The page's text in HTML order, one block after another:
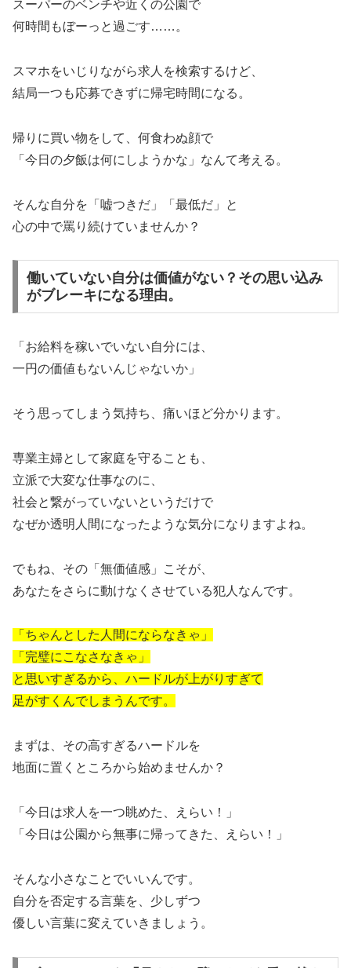
スーパーのベンチや近くの公園で
何時間もぼーっと過ごす……。
スマホをいじりながら求人を検索するけど、
結局一つも応募できずに帰宅時間になる。
帰りに買い物をして、何食わぬ顔で
「今日の夕飯は何にしようかな」なんて考える。
そんな自分を「嘘つきだ」「最低だ」と
心の中で罵り続けていませんか？
働いていない自分は価値がない？その思い込み
がブレーキになる理由。
「お給料を稼いでいない自分には、
一円の価値もないんじゃないか」
そう思ってしまう気持ち、痛いほど分かります。
専業主婦として家庭を守ることも、
立派で大変な仕事なのに、
社会と繋がっていないというだけで
なぜか透明人間になったような気分になりますよね。
でもね、その「無価値感」こそが、
あなたをさらに動けなくさせている犯人なんです。
「ちゃんとした人間にならなきゃ」
「完璧にこなさなきゃ」
と思いすぎるから、ハードルが上がりすぎて
足がすくんでしまうんです。
まずは、その高すぎるハードルを
地面に置くところから始めませんか？
「今日は求人を一つ眺めた、えらい！」
「今日は公園から無事に帰ってきた、えらい！」
そんな小さなことでいいんです。
自分を否定する言葉を、少しずつ
優しい言葉に変えていきましょう。